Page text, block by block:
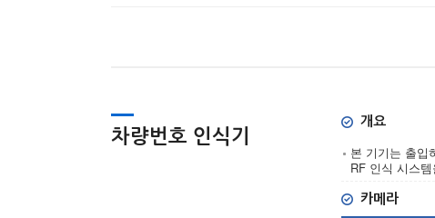
차량번호 인식기
개요
본 기기는 출입
RF 인식 시스
카메라